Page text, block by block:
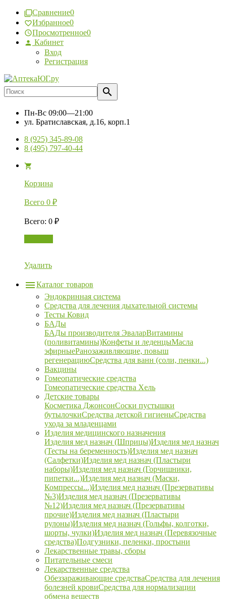
Сравнение0
Избранное0
Просмотренное0
Кабинет
Вход
Регистрация
Пн-Вс 09:00—21:00
ул. Братиславская, д.16, корп.1
8 (925) 345-89-08
8 (495) 797-40-44
Корзина
Всего 0 ₽
Всего: 0 ₽
Удалить
Каталог товаров
Эндокринная система
Средства для лечения дыхательной системы
Тесты Ковид
БАДы
БАДы производителя ЭваларВитамины
(поливитамины)Конфеты и леденцыМасла
эфирныеРанозаживляющие, повыш
регенерациюСредства для ванн (соли, пенки...)
Вакцины
Гомеопатические средства
Гомеопатические средства Хель
Детские товары
Косметика ДжонсонСоски пустышки
бутылочкиСредства детской гигиеныСредства
ухода за младенцами
Изделия медицинского назначения
Изделия мед назнач (Шприцы)Изделия мед назнач
(Тесты на беременность)Изделия мед назнач
(Салфетки)Изделия мед назнач (Пластыри
наборы)Изделия мед назнач (Горчишники,
пипетки...)Изделия мед назнач (Маски,
Компрессы...)Изделия мед назнач (Презервативы
№3)Изделия мед назнач (Презервативы
№12)Изделия мед назнач (Презервативы
прочие)Изделия мед назнач (Пластыри
рулоны)Изделия мед назнач (Гольфы, колготки,
шорты, чулки)Изделия мед назнач (Перевязочные
средства)Подгузники, пеленки, простыни
Лекарственные травы, сборы
Питательные смеси
Лекарственные средства
Обеззараживающие средстваСредства для лечения
болезней кровиСредства для нормализации
обмена веществ